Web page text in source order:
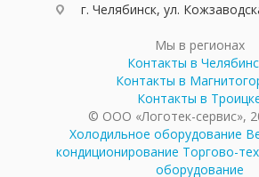
г. Челябинск, ул.
Мы в регионах
Контакты в
Контакты в
Контакты в
© ООО «Логотек-сервис»,
Холодильное оборудование
кондиционирование Торгово-
оборудование